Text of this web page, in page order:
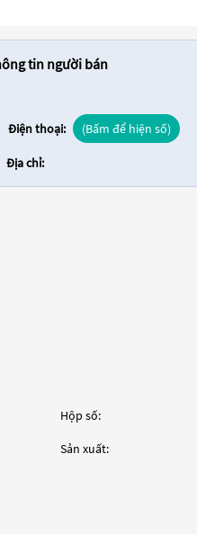
tin người bán
Điện thoại: (Bấm để hiện số)
Địa chỉ:
Hộp số:
Sản xuất: